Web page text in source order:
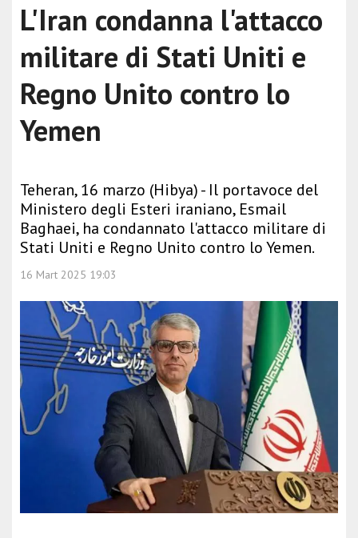
L'Iran condanna l'attacco
militare di Stati Uniti e
Regno Unito contro lo
Yemen
Teheran, 16 marzo (Hibya) - Il portavoce del
Ministero degli Esteri iraniano, Esmail
Baghaei, ha condannato l'attacco militare di
Stati Uniti e Regno Unito contro lo Yemen.
16 Mart 2025 19:03